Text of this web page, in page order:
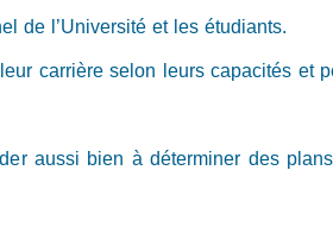
de l’Université et les étudiants.
carrière selon leurs capacités et
aussi bien à déterminer des